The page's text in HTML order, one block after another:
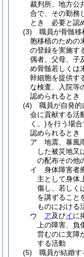
裁判所、地方公
合で、その勤務
とき 必要と認
(3)
職員が骨髄
胞移植のための
の登録を実施す
偶者、父母、子
め骨髄若しくは
幹細胞を提供す
な検査、入院等
認められると
(4)
職員が自発
会に貢献する活
く。)を行う場
認められるとき
ア
地震、暴風
した被災地又
の配布その他
イ
身体障害者
主として身体
傷し、若しく
を講ずること
ものにおける
ウ
ア及びイに
上の障害、
営むのに支障
する活動
(5)
職員が結婚す